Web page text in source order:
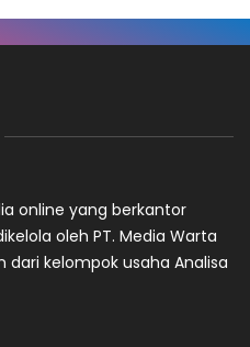
online yang berkantor
oleh PT. Media Warta
kelompok usaha Analisa